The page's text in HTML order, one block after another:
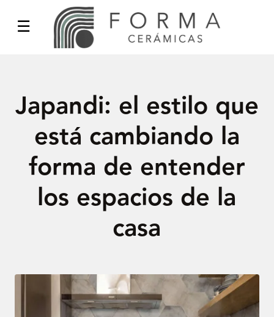
Japandi: el estilo que
está cambiando la
forma de entender
los espacios de la
casa